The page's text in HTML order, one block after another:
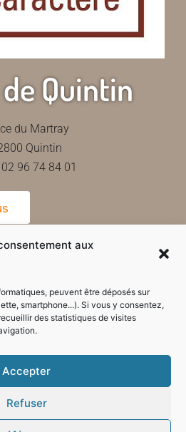
aux
peuvent être déposés sur
smartphone...). Si vous y consentez,
des statistiques de visites
Accepter
Refuser
Quintin
du Martray
Quintin
02 96 74 84 01
de la mairie